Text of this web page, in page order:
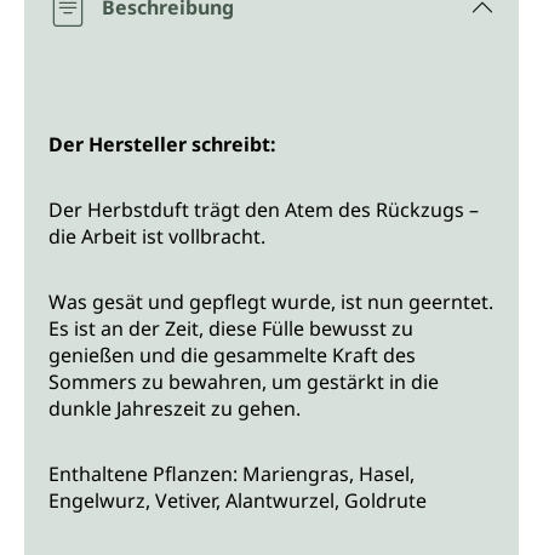
Beschreibung
Der Hersteller schreibt:
Der Herbstduft trägt den Atem des Rückzugs –
die Arbeit ist vollbracht.
Was gesät und gepflegt wurde, ist nun geerntet.
Es ist an der Zeit, diese Fülle bewusst zu
genießen und die gesammelte Kraft des
Sommers zu bewahren, um gestärkt in die
dunkle Jahreszeit zu gehen.
Enthaltene Pflanzen: Mariengras, Hasel,
Engelwurz, Vetiver, Alantwurzel, Goldrute